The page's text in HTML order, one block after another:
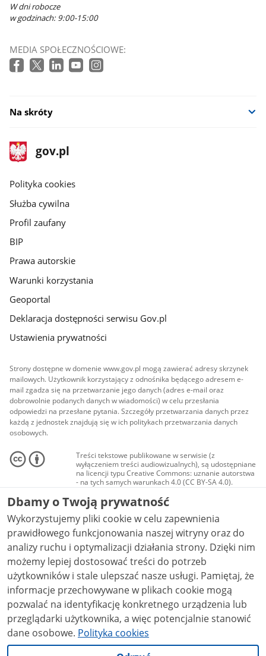
W dni robocze
w godzinach: 9:00-15:00
MEDIA SPOŁECZNOŚCIOWE:
Na skróty
stopka
gov.pl
Strona
gov.pl
gov.pl
Polityka cookies
Służba cywilna
Profil zaufany
BIP
Prawa autorskie
Warunki korzystania
Geoportal
Deklaracja dostępności serwisu Gov.pl
Ustawienia prywatności
Strony dostępne w domenie www.gov.pl mogą zawierać adresy skrzynek
mailowych. Użytkownik korzystający z odnośnika będącego adresem e-
mail zgadza się na przetwarzanie jego danych (adres e-mail oraz
dobrowolnie podanych danych w wiadomości) w celu przesłania
odpowiedzi na przesłane pytania. Szczegóły przetwarzania danych przez
każdą z jednostek znajdują się w ich politykach przetwarzania danych
osobowych.
Treści tekstowe publikowane w serwisie (z
wyłączeniem treści audiowizualnych), są udostępniane
na licencji typu Creative Commons: uznanie autorstwa
- na tych samych warunkach 4.0 (CC BY-SA 4.0).
Materiały audiowizualne, w tym zdjęcia, materiały
audio i wideo, są udostępniane na licencji typu
Creative Commons: uznanie autorstwa użycie
niekomercyjne - bez utworów zależnych 4.0 (CC BY-
NC-ND 4.0), o ile nie jest to stwierdzone inaczej.
Dbamy o Twoją prywatność
Wykorzystujemy pliki cookie w celu zapewnienia
prawidłowego funkcjonowania naszej witryny oraz do
analizy ruchu i optymalizacji działania strony. Dzięki nim
możemy lepiej dostosować treści do potrzeb
użytkowników i stale ulepszać nasze usługi. Pamiętaj, że
informacje przechowywane w plikach cookie mogą
pozwalać na identyfikację konkretnego urządzenia lub
przeglądarki użytkownika, a więc potencjalnie stanowić
dane osobowe. Polityka cookies